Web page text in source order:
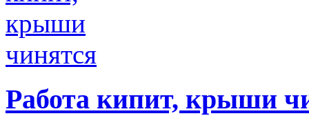
Работа кипит, крыши